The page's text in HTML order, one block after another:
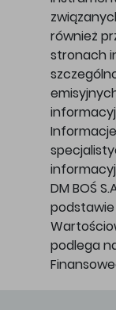
również
stronach
DM BOŚ
podstawie
podlega